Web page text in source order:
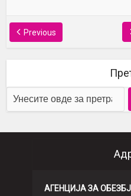
Previous
АГЕНЦИЈА ЗА